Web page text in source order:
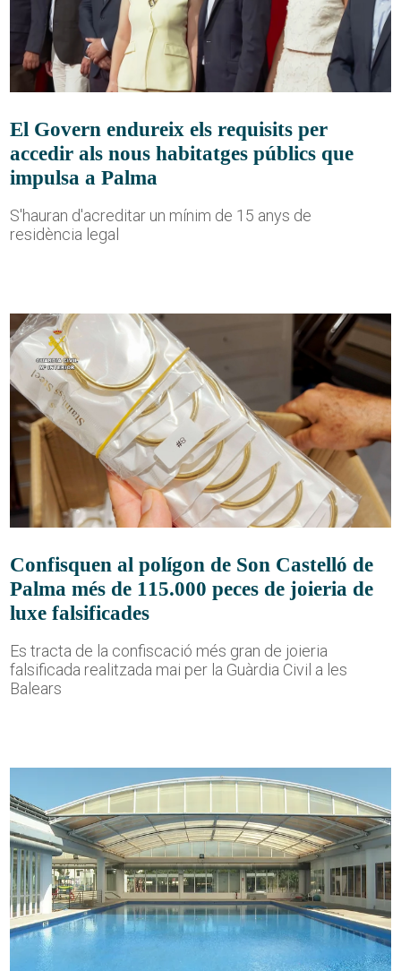
El Govern endureix els requisits per
accedir als nous habitatges públics que
impulsa a Palma
S'hauran d'acreditar un mínim de 15 anys de
residència legal
Confisquen al polígon de Son Castelló de
Palma més de 115.000 peces de joieria de
luxe falsificades
Es tracta de la confiscació més gran de joieria
falsificada realitzada mai per la Guàrdia Civil a les
Balears